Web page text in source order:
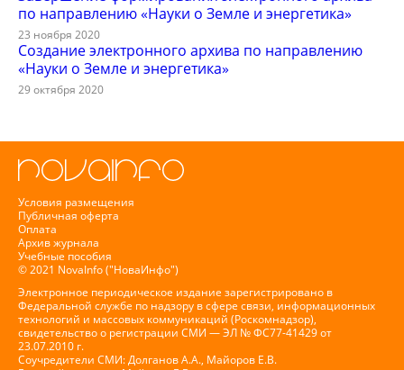
по направлению «Науки о Земле и энергетика»
23 ноября 2020
Создание электронного архива по направлению
«Науки о Земле и энергетика»
29 октября 2020
Условия размещения
Публичная оферта
Оплата
Архив журнала
Учебные пособия
© 2021 NovaInfo ("НоваИнфо")
Электронное периодическое издание зарегистрировано в
Федеральной службе по надзору в сфере связи, информационных
технологий и массовых коммуникаций (Роскомнадзор),
свидетельство о регистрации СМИ — ЭЛ № ФС77-41429 от
23.07.2010 г.
Соучредители СМИ: Долганов А.А., Майоров Е.В.